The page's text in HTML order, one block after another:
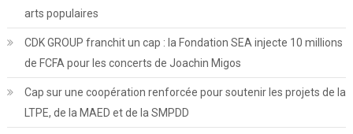
arts populaires
CDK GROUP franchit un cap : la Fondation SEA injecte 10 millions
de FCFA pour les concerts de Joachin Migos
Cap sur une coopération renforcée pour soutenir les projets de la
LTPE, de la MAED et de la SMPDD